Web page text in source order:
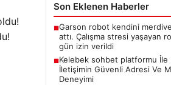
Son Eklenen Haberler
■Garson robot kendini
attı. Çalışma stresi yaşayan
gün izin verildi
■Kelebek sohbet platformu İle
İletişimin Güvenli Adresi Ve
Deneyimi